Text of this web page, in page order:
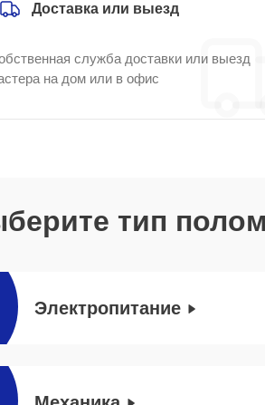
Доставка или выезд
служба доставки или выезд
на дом или в офис
тип
Электропитание